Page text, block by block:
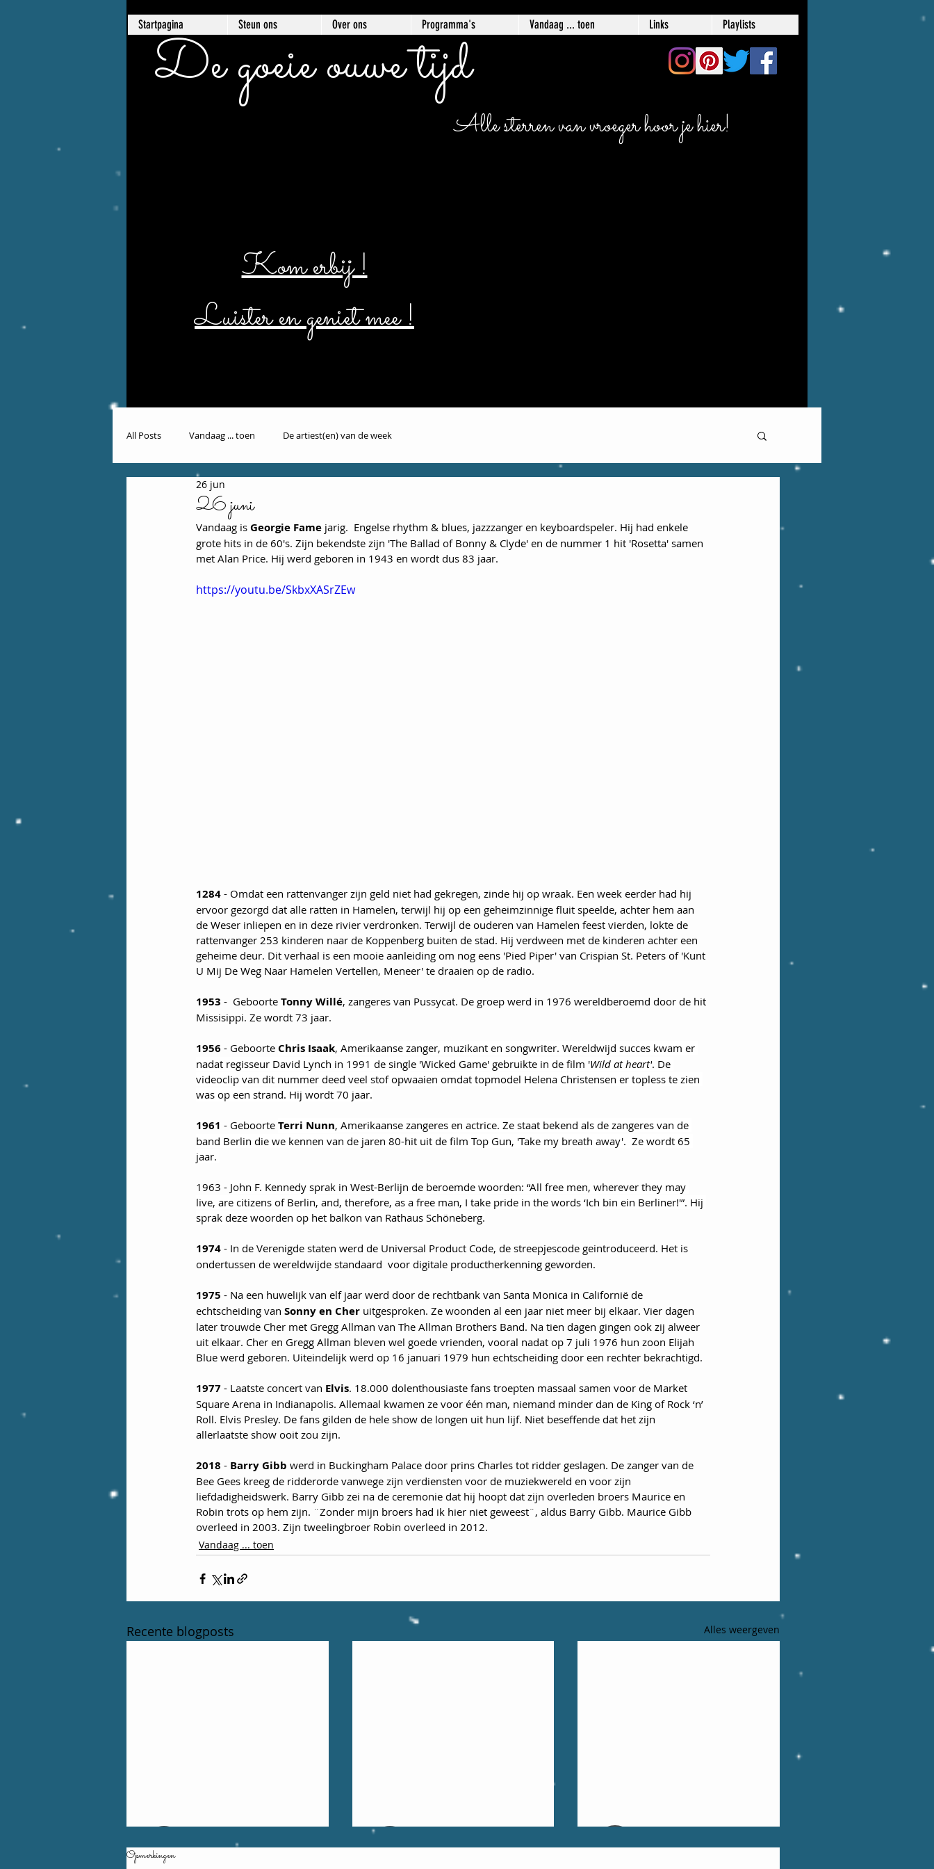
Startpagina Steun ons Over ons Programma's Vandaag ... toen Links Playlists
De goeie ouwe tijd
Kom erbij !
Luister en geniet mee !
Alle sterren van vroeger hoor je hier!
All Posts Vandaag ... toen De artiest(en) van de week
26 juni
26 jun
Vandaag is Georgie Fame jarig.  Engelse rhythm & blues, jazzzanger en keyboardspeler. Hij had enkele
grote hits in de 60's. Zijn bekendste zijn 'The Ballad of Bonny & Clyde' en de nummer 1 hit 'Rosetta' samen
met Alan Price. Hij werd geboren in 1943 en wordt dus 83 jaar.
https://youtu.be/SkbxXASrZEw
1284 - Omdat een rattenvanger zijn geld niet had gekregen, zinde hij op wraak. Een week eerder had hij
ervoor gezorgd dat alle ratten in Hamelen, terwijl hij op een geheimzinnige fluit speelde, achter hem aan
de Weser inliepen en in deze rivier verdronken. Terwijl de ouderen van Hamelen feest vierden, lokte de
rattenvanger 253 kinderen naar de Koppenberg buiten de stad. Hij verdween met de kinderen achter een
geheime deur. Dit verhaal is een mooie aanleiding om nog eens 'Pied Piper' van Crispian St. Peters of 'Kunt
U Mij De Weg Naar Hamelen Vertellen, Meneer' te draaien op de radio.
1953 -  Geboorte Tonny Willé, zangeres van Pussycat. De groep werd in 1976 wereldberoemd door de hit
Missisippi. Ze wordt 73 jaar.
1956 - Geboorte Chris Isaak, Amerikaanse zanger, muzikant en songwriter. Wereldwijd succes kwam er
nadat regisseur David Lynch in 1991 de single 'Wicked Game' gebruikte in de film 'Wild at heart'. De
videoclip van dit nummer deed veel stof opwaaien omdat topmodel Helena Christensen er topless te zien
was op een strand. Hij wordt 70 jaar.
1961 - Geboorte Terri Nunn, Amerikaanse zangeres en actrice. Ze staat bekend als de zangeres van de
band Berlin die we kennen van de jaren 80-hit uit de film Top Gun, 'Take my breath away'.  Ze wordt 65
jaar.
1963 - John F. Kennedy sprak in West-Berlijn de beroemde woorden: “All free men, wherever they may
live, are citizens of Berlin, and, therefore, as a free man, I take pride in the words ‘Ich bin ein Berliner!'”. Hij
sprak deze woorden op het balkon van Rathaus Schöneberg.
1974 - In de Verenigde staten werd de Universal Product Code, de streepjescode geintroduceerd. Het is
ondertussen de wereldwijde standaard  voor digitale productherkenning geworden.
1975 - Na een huwelijk van elf jaar werd door de rechtbank van Santa Monica in Californië de
echtscheiding van Sonny en Cher uitgesproken. Ze woonden al een jaar niet meer bij elkaar. Vier dagen
later trouwde Cher met Gregg Allman van The Allman Brothers Band. Na tien dagen gingen ook zij alweer
uit elkaar. Cher en Gregg Allman bleven wel goede vrienden, vooral nadat op 7 juli 1976 hun zoon Elijah
Blue werd geboren. Uiteindelijk werd op 16 januari 1979 hun echtscheiding door een rechter bekrachtigd.
1977 - Laatste concert van Elvis. 18.000 dolenthousiaste fans troepten massaal samen voor de Market
Square Arena in Indianapolis. Allemaal kwamen ze voor één man, niemand minder dan de King of Rock ‘n’
Roll. Elvis Presley. De fans gilden de hele show de longen uit hun lijf. Niet beseffende dat het zijn
allerlaatste show ooit zou zijn.
2018 - Barry Gibb werd in Buckingham Palace door prins Charles tot ridder geslagen. De zanger van de
Bee Gees kreeg de ridderorde vanwege zijn verdiensten voor de muziekwereld en voor zijn
liefdadigheidswerk. Barry Gibb zei na de ceremonie dat hij hoopt dat zijn overleden broers Maurice en
Robin trots op hem zijn. ¨Zonder mijn broers had ik hier niet geweest¨, aldus Barry Gibb. Maurice Gibb
overleed in 2003. Zijn tweelingbroer Robin overleed in 2012.
Vandaag ... toen
Recente blogposts Alles weergeven
Opmerkingen